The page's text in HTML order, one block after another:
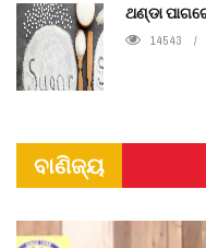
ଥଣ୍ଡା
14543
ବାଣିଜ୍ୟ